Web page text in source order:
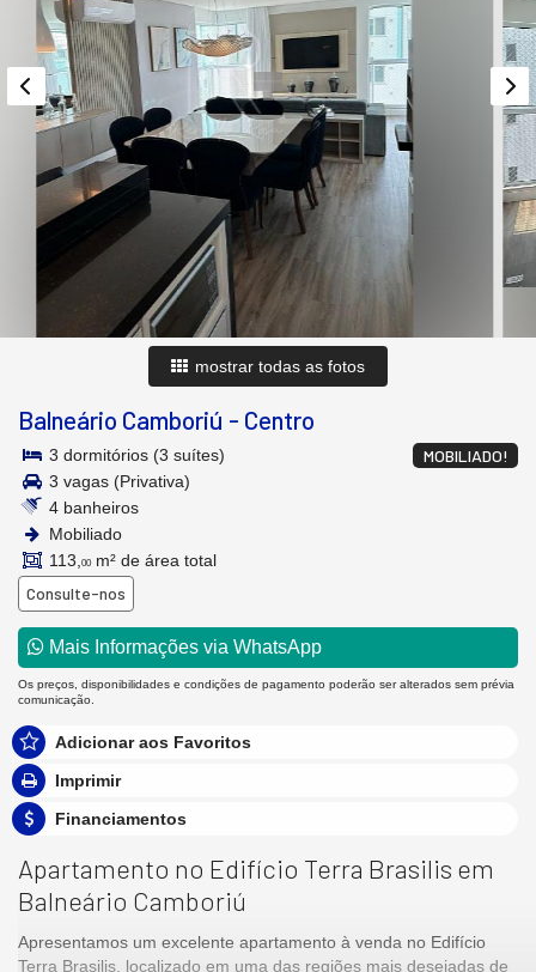
mostrar todas as fotos
Balneário Camboriú - Centro
MOBILIADO!
3 dormitórios (3 suítes)
3 vagas (Privativa)
4 banheiros
Mobiliado
113, 00 m² de área total
Consulte-nos
Mais Informações via WhatsApp
Os preços, disponibilidades e condições de pagamento poderão ser alterados sem prévia
comunicação.
Adicionar aos Favoritos
Imprimir
Financiamentos
Apartamento no Edifício Terra Brasilis em
Balneário Camboriú
Apresentamos um excelente apartamento à venda no Edifício
Terra Brasilis, localizado em uma das regiões mais desejadas de